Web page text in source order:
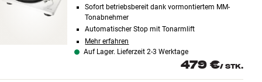
Sofort betriebsbereit dank vormontiertem MM-
Tonabnehmer
Automatischer Stop mit Tonarmlift
Mehr erfahren
Auf Lager. Lieferzeit 2-3 Werktage
479 €/ STK.